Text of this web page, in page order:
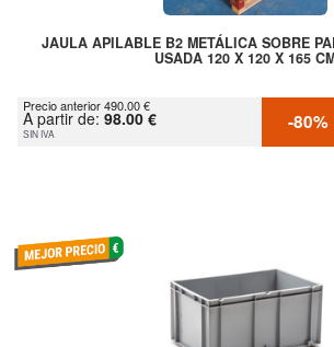
JAULA APILABLE B2 METÁLICA SOBRE
USADA 120 X 120 X 165
Precio anterior 490.00 €
A partir de: 98.00 €
SIN IVA -80%